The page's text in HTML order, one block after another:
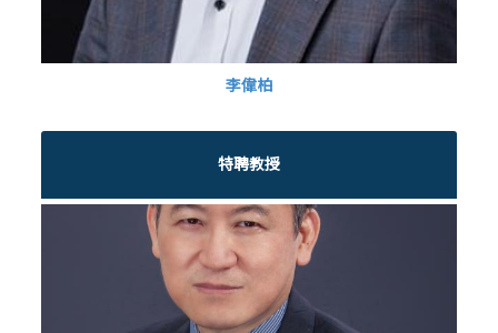
李偉柏
特聘教授